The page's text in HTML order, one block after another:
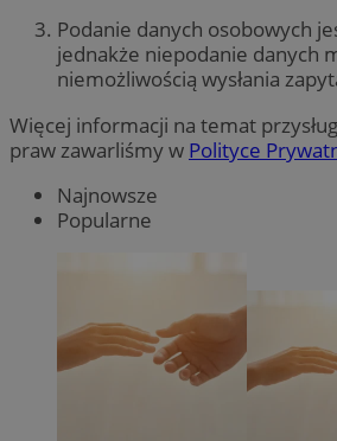
Podanie danych osobowych
jednakże niepodanie danych
niemożliwością wysłania
Więcej informacji na temat
praw zawarliśmy w Polityce
Najnowsze
Popularne